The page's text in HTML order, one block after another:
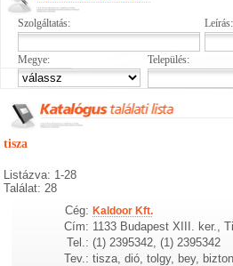
Szolgáltatás: Leírás:
Megye: Település:
tisza
Listázva: 1-28
Találat: 28
Cég: Kaldoor Kft.
Cím: 1133 Budapest XIII. ker.,
Tel.: (1) 2395342, (1) 2395342
Tev.: tisza, dió, tolgy, bey,